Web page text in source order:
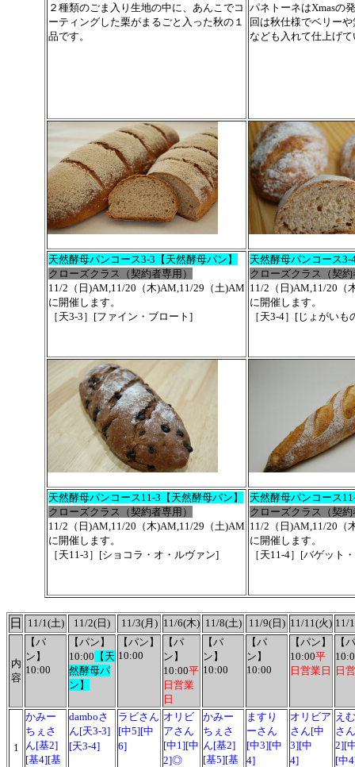
２種類のごま入り生地の中に、あんこでコ
ーティングした栗がまるごと入った秋の１
品です。
パネトーネはXmasの
回は秋仕様でベリー
なども入れて仕上げ
天然酵母パンコース3-3【天然酵母パン】
クローズクラス（契約者専用）
11/2（日)AM,11/20（木)AM,11/29（土)AM
に開催します。
［天3-3］[ファイン・ブロート]
天然酵母パンコース
クローズクラス（契
11/2（日)AM,11/20（
に開催します。
［天3-4］[じょがい
天然酵母パンコース11-3【天然酵母パン】
クローズクラス（契約者専用）
11/2（日)AM,11/20（木)AM,11/29（土)AM
に開催します。
［天11-3］[ショコラ・オ・ルヴァン]
天然酵母パンコース
クローズクラス（契
11/2（日)AM,11/20（
に開催します。
［天11-4］[バゲット
日 11/1(土) 11/2(日) 11/3(月) 11/6(木) 11/8(土) 11/9(日) 11/11(火) 11/
内
容
【パ
ン】
10:00
【パン】
10:00 【天
然酵母パ
ン】
【パン】
10:00
【パ
ン】
10:00平
日営業
日
【パ
ン】
10:00
【パ
ン】
10:00
【パン】
10:00平
日営業日
【
日
1
かみー
ちぇさ
ん[基2]
[基4][基
damboさ
ん[天3-3]
[天3-4]
ラビさん
[中5][中
6]
オリビ
アさん
[中1][中
2]◎
かみー
ちぇさ
ん[基2]
[基5][基
ますり
ーさん
[中3][中
4]
オリビア
さん[中
3][中
4]
え
さ
2][
[中